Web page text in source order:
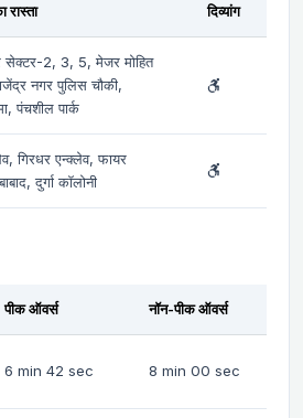
दिव्यांग
सेक्टर-2, 3, 5, मेजर मोहित
नगर पुलिस चौकी,
पंचशील पार्क
गिरधर एन्क्लेव, फायर
दुर्गा कॉलोनी
पीक ऑवर्स नॉन-पीक ऑवर्स
6 min 42 sec 8 min 00 sec